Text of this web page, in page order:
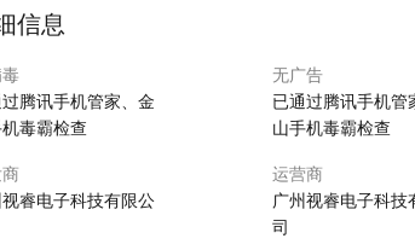
信息
腾讯手机管家、金
毒霸检查
无广告
已通过腾讯手机管
山手机毒霸检查
视睿电子科技有限公
运营商
广州视睿电子科技
司